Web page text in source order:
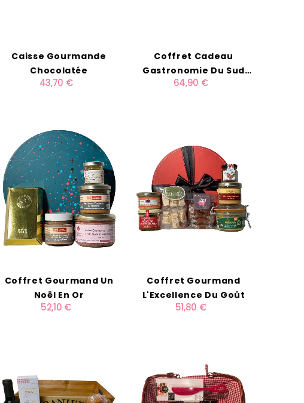
Caisse Gourmande
Chocolatée
43,70 €
Coffret Cadeau
Gastronomie Du Sud
Ouest
64,90 €
Coffret Gourmand Un
Noël En Or
52,10 €
Coffret Gourmand
L'Excellence Du Goût
51,80 €